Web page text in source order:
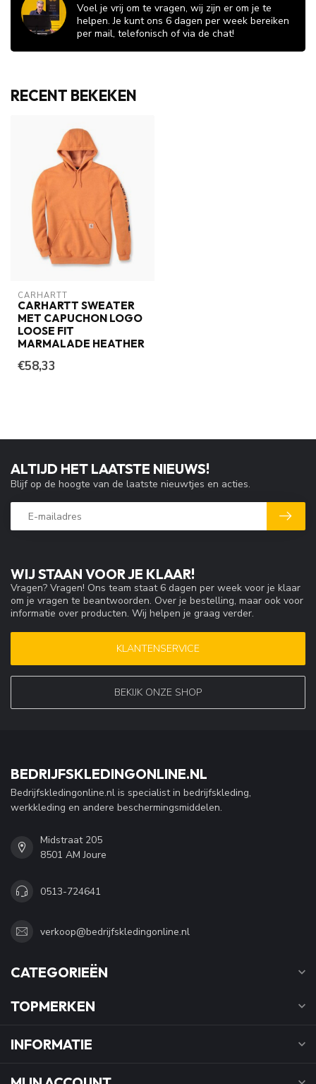
Voel je vrij om te vragen, wij zijn er om je te
helpen. Je kunt ons 6 dagen per week bereiken
per mail, telefonisch of via de chat!
RECENT BEKEKEN
CARHARTT
CARHARTT SWEATER
MET CAPUCHON LOGO
LOOSE FIT
MARMALADE HEATHER
€58,33
WIJ STAAN VOOR JE KLAAR!
Vragen? Vragen! Ons team staat 6 dagen per week voor je klaar
om je vragen te beantwoorden. Over je bestelling, maar ook voor
informatie over producten. Wij helpen je graag verder.
KLANTENSERVICE
BEKIJK ONZE SHOP
ALTIJD HET LAATSTE NIEUWS!
Blijf op de hoogte van de laatste nieuwtjes en acties.
BEDRIJFSKLEDINGONLINE.NL
Bedrijfskledingonline.nl is specialist in bedrijfskleding,
werkkleding en andere beschermingsmiddelen.
Midstraat 205
8501 AM Joure
0513-724641
verkoop@bedrijfskledingonline.nl
CATEGORIEËN
TOPMERKEN
INFORMATIE